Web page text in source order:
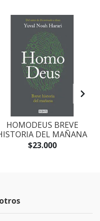
HOMODEUS BREVE
DEL MAÑANA
$23.000